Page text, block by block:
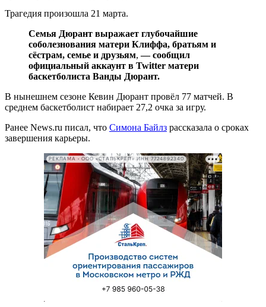
Трагедия произошла 21 марта.
Семья Дюрант выражает глубочайшие
соболезнования матери Клиффа, братьям и
сёстрам, семье и друзьям,— сообщил
официальный аккаунт в Twitter матери
баскетболиста Ванды Дюрант.
В нынешнем сезоне Кевин Дюрант провёл 77 матчей. В
среднем баскетболист набирает 27,2 очка за игру.
Ранее News.ru писал, что Симона Байлз рассказала о сроках
завершения карьеры.
РЕКЛАМА • ООО «СТАЛЬКРЕП» ИНН 7724892340